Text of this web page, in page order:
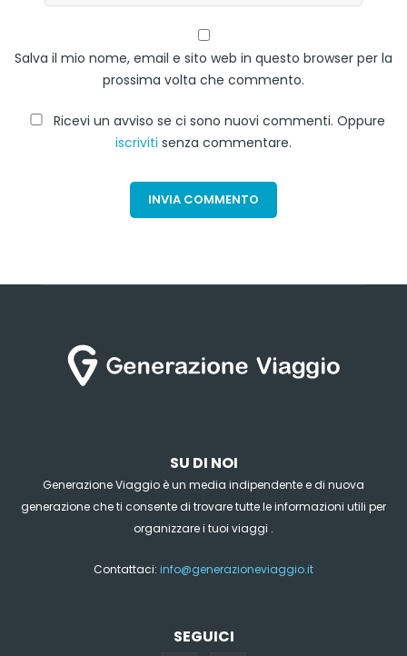
Salva il mio nome, email e sito web in questo browser per la
prossima volta che commento.
Ricevi un avviso se ci sono nuovi commenti. Oppure
iscriviti senza commentare.
SU DI NOI
Generazione Viaggio è un media indipendente e di nuova
generazione che ti consente di trovare tutte le informazioni utili per
organizzare i tuoi viaggi .
Contattaci: info@generazioneviaggio.it
SEGUICI